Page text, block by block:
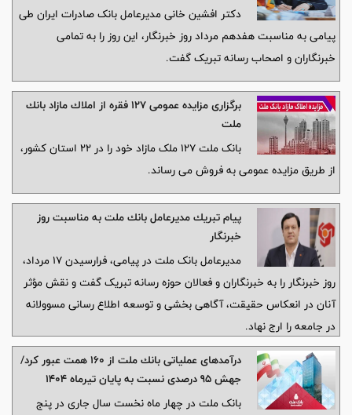
دکتر افشین خانی مدیر‌عامل بانک صادرات ایران طی
پیامی به مناسبت هفدهم مرداد روز خبرنگار، این روز را به تمامی
خبرنگاران و اصحاب رسانه تبریک گفت.
برگزاری مزایده عمومی 127 فقره از املاك مازاد بانك
ملت
بانک ملت 127 ملک مازاد خود را در 22 استان کشور،
از طریق مزایده عمومی به فروش می رساند.
پیام تبریك مدیرعامل بانك ملت به مناسبت روز
خبرنگار
مدیرعامل بانک ملت در پیامی، فرارسیدن ۱۷ مرداد،
روز خبرنگار را به خبرنگاران و فعالان حوزه رسانه تبریک گفت و نقش مؤثر
آنان در انعکاس حقیقت، آگاهی بخشی و توسعه اطلاع رسانی مسوولانه
در جامعه را ارج نهاد.
درآمدهای عملیاتی بانك ملت از 160 همت عبور كرد/
جهش 95 درصدی نسبت به پایان تیرماه 1404
بانک ملت در چهار ماه نخست سال جاری در پنج